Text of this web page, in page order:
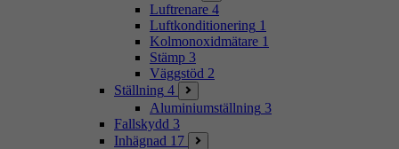
Luftrenare 4
Luftkonditionering 1
Kolmonoxidmätare 1
Stämp 3
Väggstöd 2
Ställning 4
Aluminiumställning 3
Fallskydd 3
Inhägnad 17